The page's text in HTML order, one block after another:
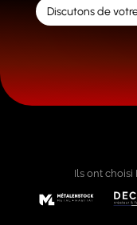
Discutons de
Ils ont choisi